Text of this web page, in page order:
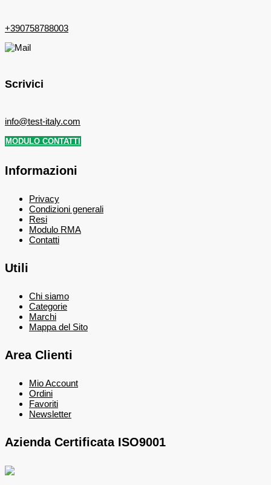
+390758788003
Scrivici
info@test-italy.com
MODULO CONTATTI
Informazioni
Privacy
Condizioni generali
Resi
Modulo RMA
Contatti
Utili
Chi siamo
Categorie
Marchi
Mappa del Sito
Area Clienti
Mio Account
Ordini
Favoriti
Newsletter
Azienda Certificata ISO9001